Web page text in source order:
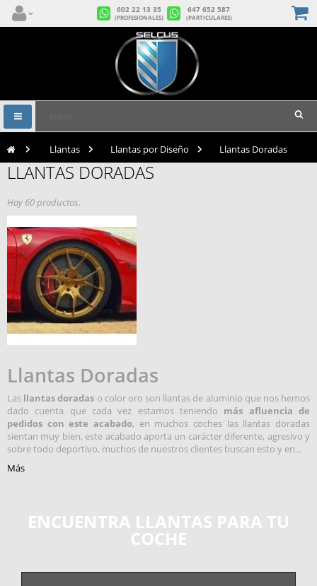
602 22 13 35
(PROFESIONALES)
647 652 587
(PARTICULARES)
Navegación
Toggle
Llantas Llantas por Diseño Llantas Doradas
LLANTAS DORADAS
Hay 60 productos.
Llantas Doradas
Las llantas doradas o color oro son llantas de aluminio que nos hemos
dado cuenta que cada vez estamos teniendo más afluencia de
pedidos con este acabado, en muchos coches las llantas doradas
sientan muy bien, este acabado aporta un carácter diferente, agresivo y
sobre todo deportivo, muchos de nuestros clientes buscan esto y en...
Más
ENCUENTRA LLANTAS PARA TU
COCHE